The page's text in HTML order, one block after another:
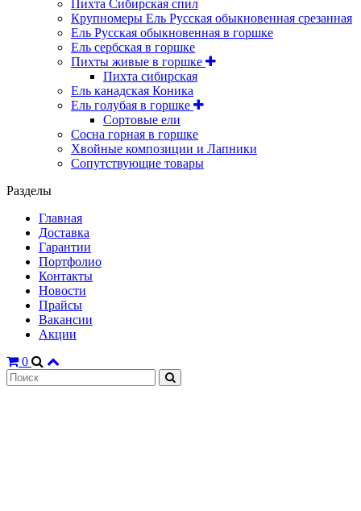
Пихта Сибирская спил
Крупномеры Ель Русская обыкновенная срезанная
Ель Русская обыкновенная в горшке
Ель сербская в горшке
Пихты живые в горшке
Пихта сибирская
Ель канадская Коника
Ель голубая в горшке
Сортовые ели
Сосна горная в горшке
Хвойные композиции и Лапники
Сопутствующие товары
Разделы
Главная
Доставка
Гарантии
Портфолио
Контакты
Новости
Прайсы
Вакансии
Акции
0